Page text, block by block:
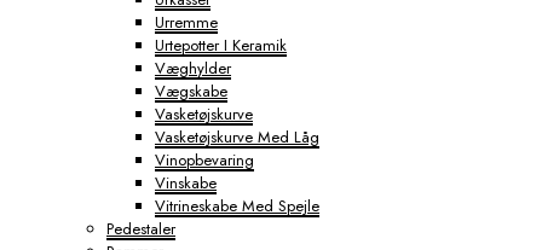
Urremme
Urtepotter I Keramik
Væghylder
Vægskabe
Vasketøjskurve
Vasketøjskurve Med Låg
Vinopbevaring
Vinskabe
Vitrineskabe Med Spejle
Pedestaler